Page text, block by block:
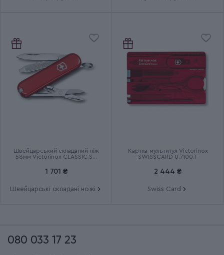
Швейцарський складаний ніж
58мм Victorinox CLASSIC SD
1 701 ₴
Швейцарські складані ножі
Картка-мультитул Victorinox
SWISSCARD 0.7100.T
2 444 ₴
Swiss Card
080 033 17 23